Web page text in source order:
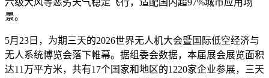
六级大风等恶劣天气稳定飞行，适配国内超97%城市应用场
景。
5月23日，为期三天的2026世界无人机大会暨国际低空经济与
无人系统博览会落下帷幕。据组委会数据，本届展会展览面积
达11万平方米，共有17个国家和地区的1220家企业参展，三天